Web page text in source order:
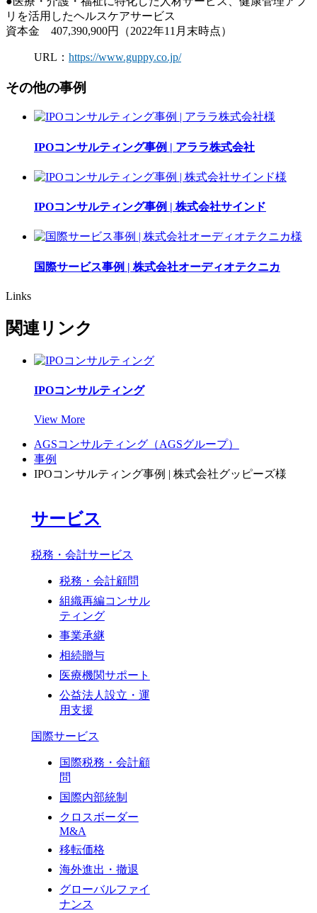
リを活用したヘルスケアサービス
資本金 407,390,900円（2022年11月末時点）
URL： https://www.guppy.co.jp/
その他の事例
IPOコンサルティング事例 | アララ株式会社
IPOコンサルティング事例 | 株式会社サインド
国際サービス事例 | 株式会社オーディオテクニカ
Links
関連リンク
IPOコンサルティング
View More
AGSコンサルティング（AGSグループ）
事例
IPOコンサルティング事例 | 株式会社グッピーズ様
サービス
税務・会計サービス
税務・会計顧問
組織再編コンサル
ティング
事業承継
相続贈与
医療機関サポート
公益法人設立・運
用支援
国際サービス
国際税務・会計顧
問
国際内部統制
クロスボーダー
M&A
移転価格
海外進出・撤退
グローバルファイ
ナンス